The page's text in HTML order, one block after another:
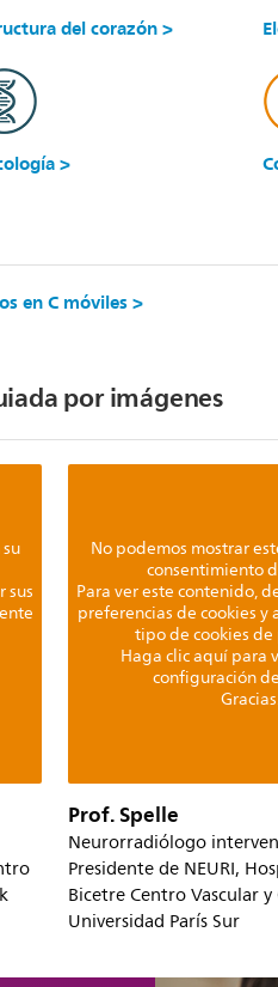
del corazón >
>
en C móviles >
por imágenes
sus
No podemos mostrar
consentimiento
Para ver este contenido,
preferencias de cookies
tipo de cookies
Haga clic aquí para
configuración
Prof. Spelle
Neurorradiólogo
Presidente de NEURI,
Bicetre Centro Vascular
Universidad París Sur